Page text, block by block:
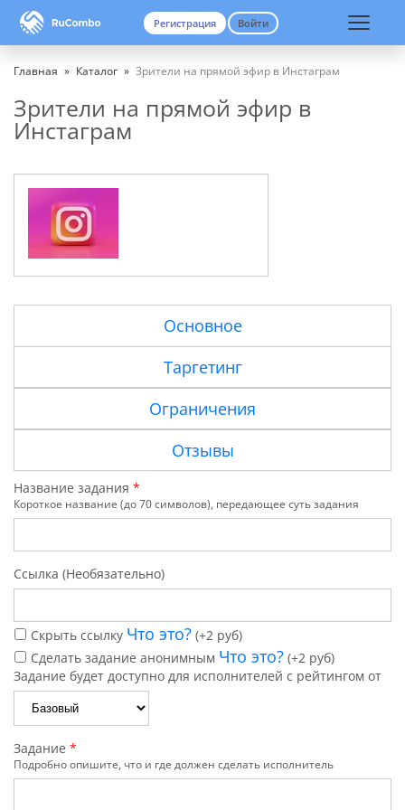
Вход Регистрация
Главная » Каталог » Зрители на прямой эфир в Инстаграм
Регистрация Войти
Зрители на прямой эфир в
Инстаграм
Основное
Таргетинг
Ограничения
Отзывы
Название задания *
Короткое название (до 70 символов), передающее суть задания
Ссылка (Необязательно)
Скрыть ссылку Что это? (+2 руб)
Сделать задание анонимным Что это? (+2 руб)
Задание будет доступно для исполнителей с рейтингом от
Задание *
Подробно опишите, что и где должен сделать исполнитель